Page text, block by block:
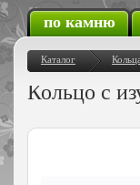
по камню
Каталог Кольца
Кольцо с